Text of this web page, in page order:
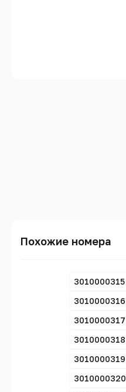
Похожие номера
3010000315
3010000316
3010000317
3010000318
3010000319
3010000320